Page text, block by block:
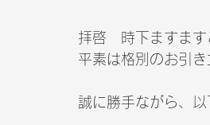
拝啓　時下ますま
平素は格別のお引
誠に勝手ながら、